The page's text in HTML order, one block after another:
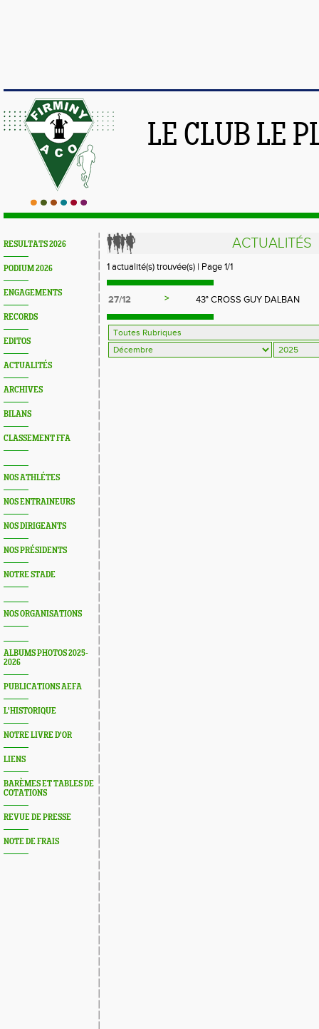
LE CLUB LE
RESULTATS 2026
PODIUM 2026
ENGAGEMENTS
RECORDS
EDITOS
ACTUALITÉS
ARCHIVES
BILANS
CLASSEMENT FFA
NOS ATHLÉTES
NOS ENTRAINEURS
NOS DIRIGEANTS
NOS PRÉSIDENTS
NOTRE STADE
NOS ORGANISATIONS
ALBUMS PHOTOS 2025-
2026
PUBLICATIONS AEFA
L'HISTORIQUE
NOTRE LIVRE D'OR
LIENS
BARÈMES ET TABLES DE
COTATIONS
REVUE DE PRESSE
NOTE DE FRAIS
ACTUALITÉS
1 actualité(s) trouvée(s) | Page 1/1
27/12 > 43° CROSS GUY DALBAN